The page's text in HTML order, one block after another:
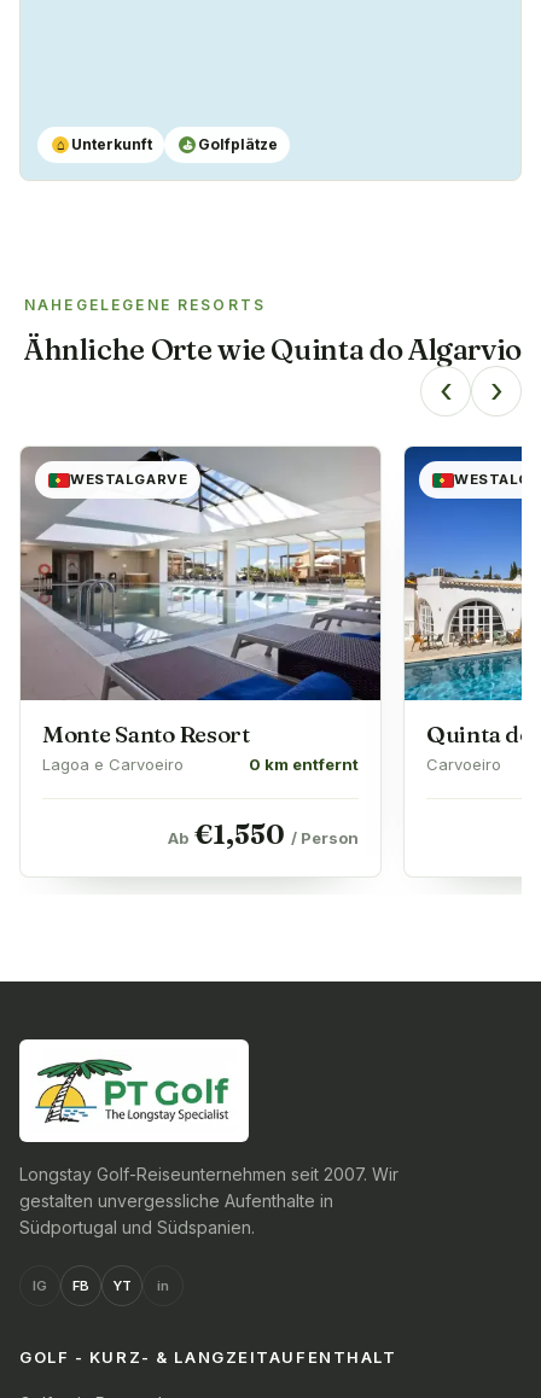
⌂ Unterkunft ⛳ Golfplätze
NAHEGELEGENE RESORTS
Ähnliche Orte wie Quinta do Algarvio
‹ ›
WESTALGARVE
Monte Santo Resort
Lagoa e Carvoeiro 0 km entfernt
Ab €1,550 / Person
Quinta do
Carvoeiro
Longstay Golf-Reiseunternehmen seit 2007. Wir
gestalten unvergessliche Aufenthalte in
Südportugal und Südspanien.
IG FB YT in
GOLF - KURZ- & LANGZEITAUFENTHALT